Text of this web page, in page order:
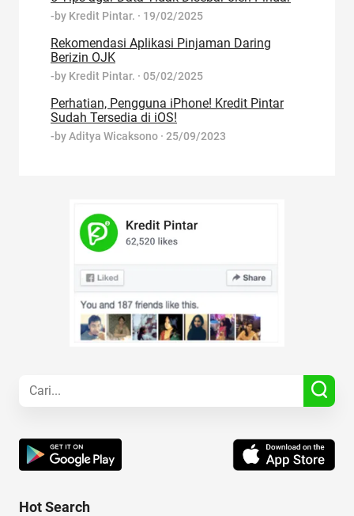
-by Kredit Pintar. · 19/02/2025
Rekomendasi Aplikasi Pinjaman Daring
Berizin OJK
-by Kredit Pintar. · 05/02/2025
Perhatian, Pengguna iPhone! Kredit Pintar
Sudah Tersedia di iOS!
-byAditya Wicaksono · 25/09/2023
Hot Search